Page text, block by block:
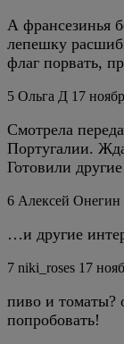
А франсезинья
лепешку
флаг порвать,
5 Ольга Д 17
Смотрела
Португалии.
Готовили
6 Алексей Онегин
…и другие
7 niki_roses 17
пиво и томаты?
попробовать!